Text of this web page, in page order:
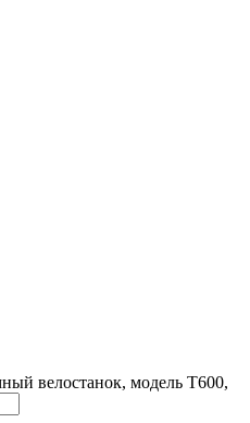
велостанок, модель Т600,